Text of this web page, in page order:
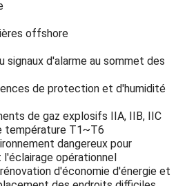
et
Verre trempé haute
résistance
La protection
:
offshore
signaux d'alarme au sommet des